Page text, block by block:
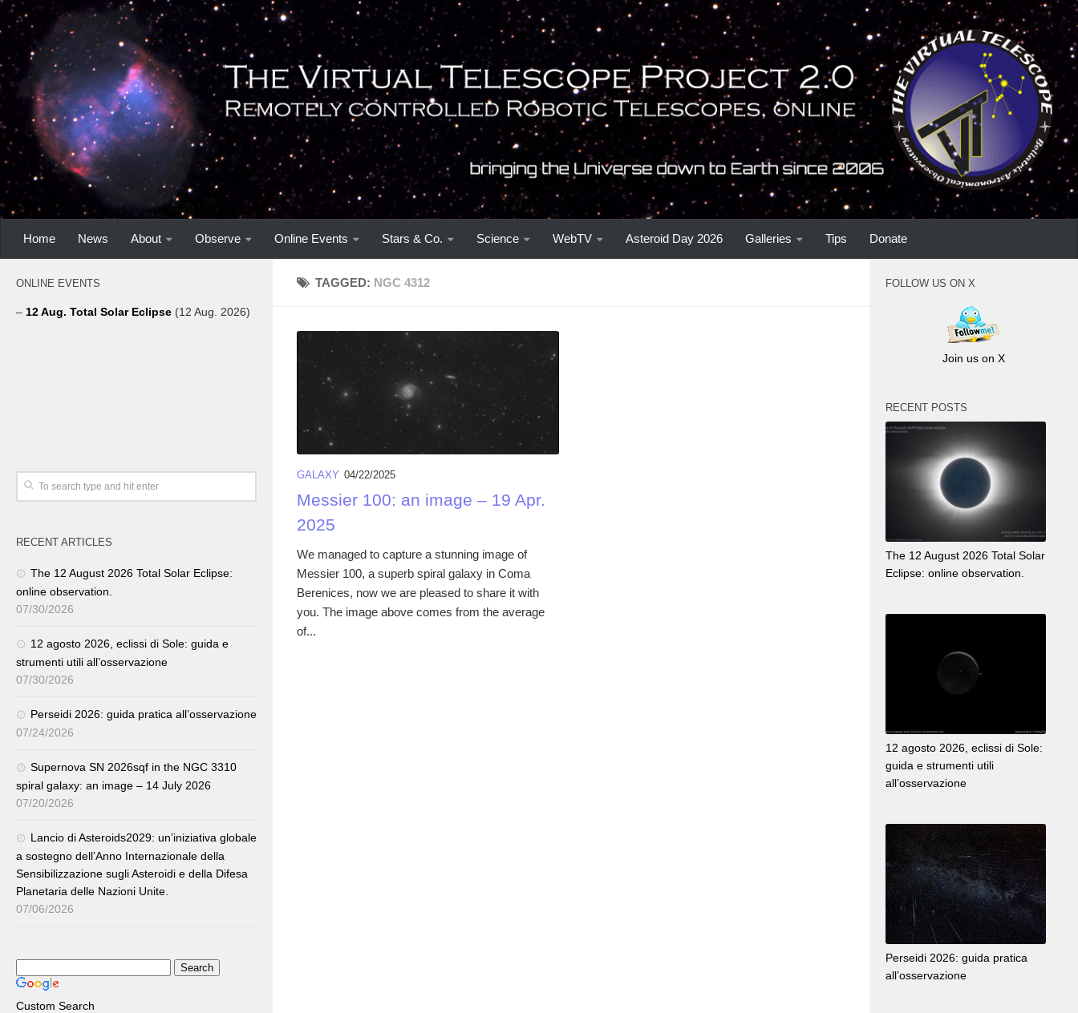
Home News About Observe Online Events Stars & Co. Science WebTV Asteroid Day 2026 Galleries Tips Donate
TAGGED: NGC 4312
GALAXY 04/22/2025
Messier 100: an image – 19 Apr.
2025
We managed to capture a stunning image of
Messier 100, a superb spiral galaxy in Coma
Berenices, now we are pleased to share it with
you. The image above comes from the average
of...
ONLINE EVENTS
– 12 Aug. Total Solar Eclipse (12 Aug. 2026)
RECENT ARTICLES
The 12 August 2026 Total Solar Eclipse:
online observation.
07/30/2026
12 agosto 2026, eclissi di Sole: guida e
strumenti utili all’osservazione
07/30/2026
Perseidi 2026: guida pratica all’osservazione
07/24/2026
Supernova SN 2026sqf in the NGC 3310
spiral galaxy: an image – 14 July 2026
07/20/2026
Lancio di Asteroids2029: un’iniziativa globale
a sostegno dell’Anno Internazionale della
Sensibilizzazione sugli Asteroidi e della Difesa
Planetaria delle Nazioni Unite.
07/06/2026
Custom Search
FOLLOW US ON X
Join us on X
RECENT POSTS
The 12 August 2026 Total Solar
Eclipse: online observation.
12 agosto 2026, eclissi di Sole:
guida e strumenti utili
all’osservazione
Perseidi 2026: guida pratica
all’osservazione